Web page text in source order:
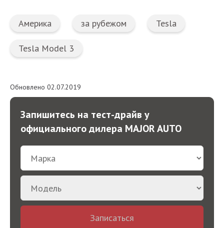
Америка за рубежом Tesla
Tesla Model 3
Обновлено 02.07.2019
Запишитесь на тест-драйв у
официального дилера MAJOR AUTO
Записаться